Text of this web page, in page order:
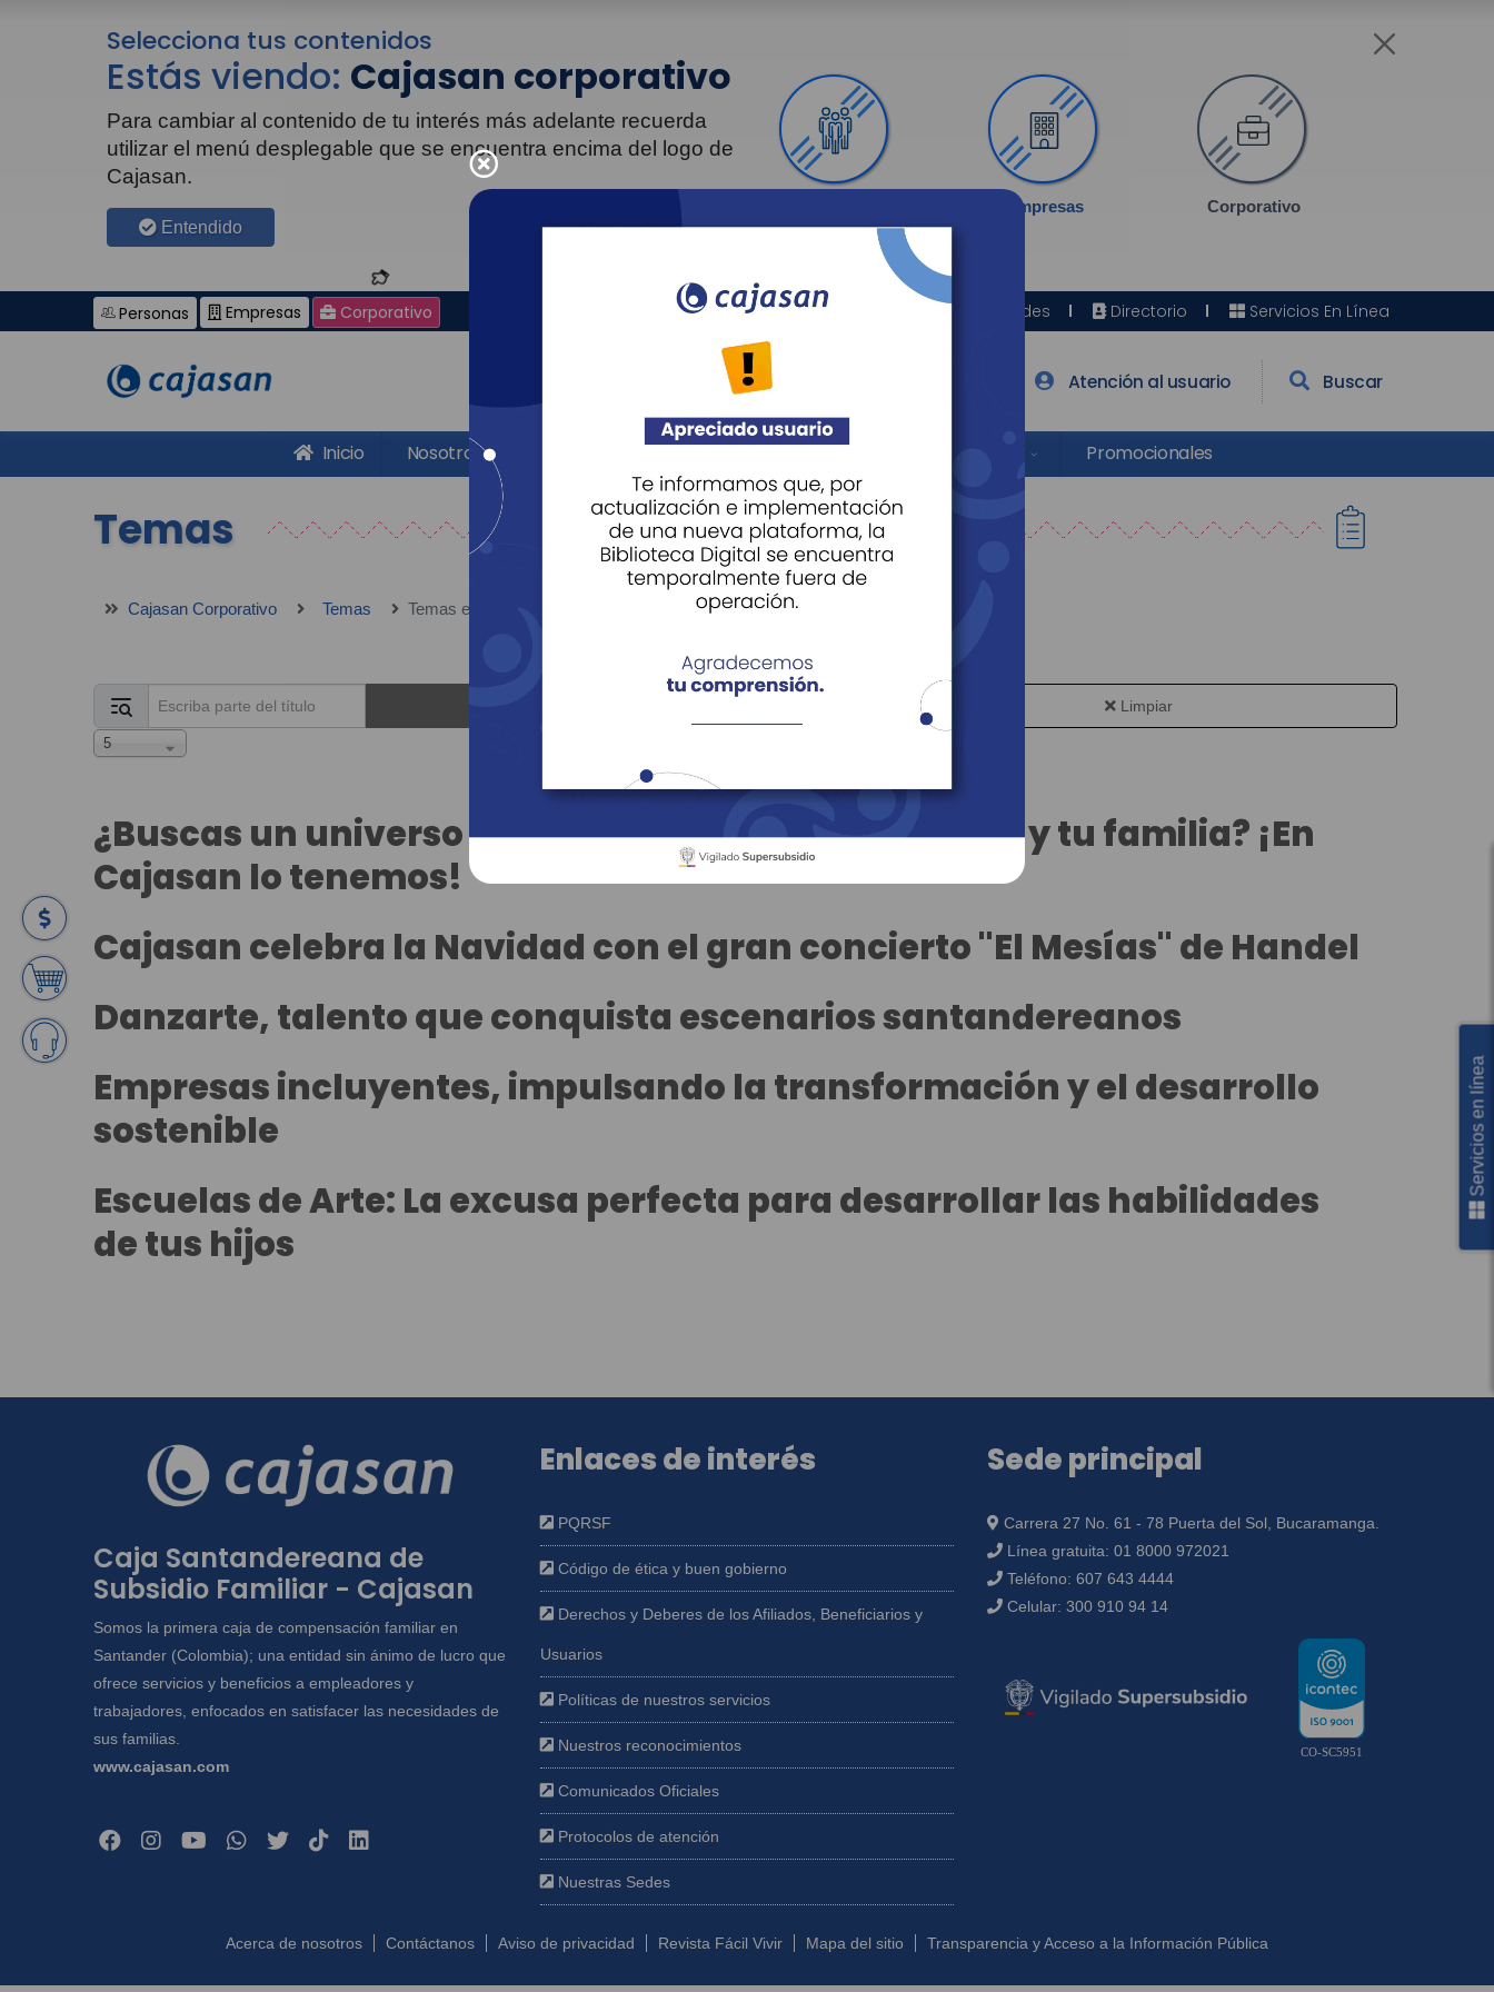
Selecciona tus contenidos
Estás viendo: Cajasan corporativo
Para cambiar al contenido de tu interés más adelante recuerda
utilizar el menú desplegable que se encuentra encima del logo de
Cajasan.
Entendido
Empresas Corporativo
Personas Empresas Corporativo Revista Fácil Vivir Sedes Directorio Servicios En Línea
Agéndate Atención al usuario Buscar
Inicio Nosotros Transparencia Sostenibilidad Promocionales
Temas
Cajasan Corporativo Temas Temas en noticias y artículos
Escriba parte del título Limpiar
Mostrar #
5
¿Buscas un universo de diversión y descanso para ti y tu familia? ¡En
Cajasan lo tenemos!
Cajasan celebra la Navidad con el gran concierto "El Mesías" de Handel
Danzarte, talento que conquista escenarios santandereanos
Empresas incluyentes, impulsando la transformación y el desarrollo
sostenible
Escuelas de Arte: La excusa perfecta para desarrollar las habilidades
de tus hijos
Caja Santandereana de
Subsidio Familiar - Cajasan
Somos la primera caja de compensación familiar en
Santander (Colombia); una entidad sin ánimo de lucro que
ofrece servicios y beneficios a empleadores y
trabajadores, enfocados en satisfacer las necesidades de
sus familias.
www.cajasan.com
Enlaces de interés
PQRSF
Código de ética y buen gobierno
Derechos y Deberes de los Afiliados, Beneficiarios y
Usuarios
Políticas de nuestros servicios
Nuestros reconocimientos
Comunicados Oficiales
Protocolos de atención
Nuestras Sedes
Sede principal
Carrera 27 No. 61 - 78 Puerta del Sol, Bucaramanga.
Línea gratuita: 01 8000 972021
Teléfono: 607 643 4444
Celular: 300 910 94 14
CO-SC5951
Acerca de nosotros Contáctanos Aviso de privacidad Revista Fácil Vivir Mapa del sitio Transparencia y Acceso a la Información Pública
Servicios en línea